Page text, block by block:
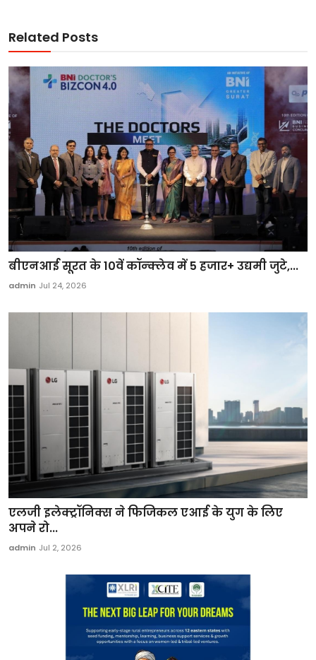
Related Posts
बीएनआई सूरत के 10वें कॉन्क्लेव में 5 हजार+ उद्यमी जुटे,...
admin Jul 24, 2026
एलजी इलेक्ट्रॉनिक्स ने फिजिकल एआई के युग के लिए
अपने रो...
admin Jul 2, 2026